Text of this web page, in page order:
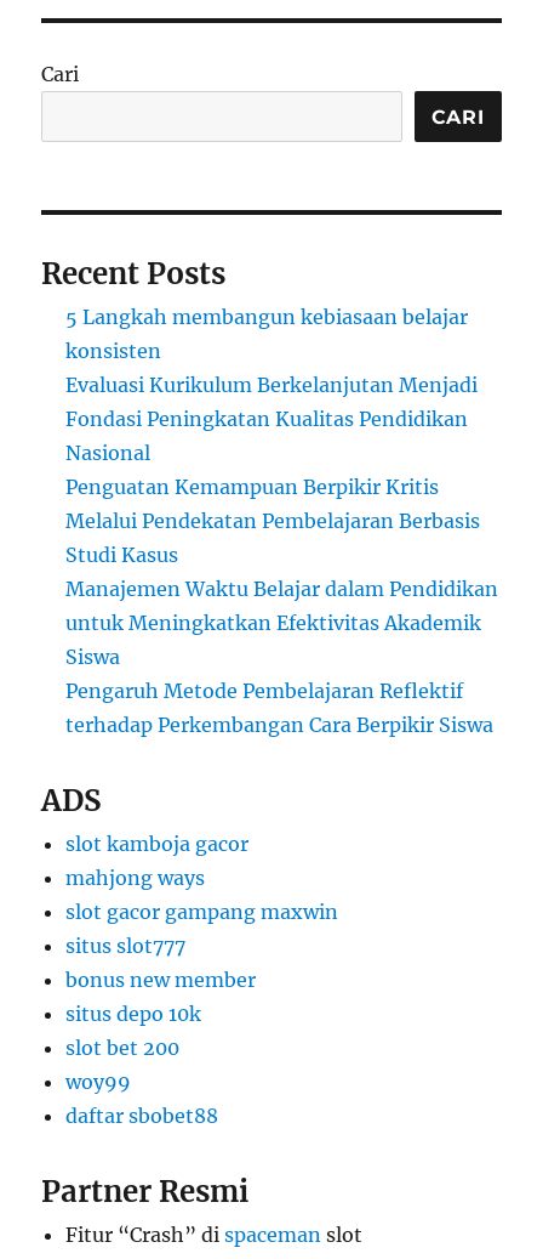
Cari
CARI
Recent Posts
5 Langkah membangun kebiasaan belajar
konsisten
Evaluasi Kurikulum Berkelanjutan Menjadi
Fondasi Peningkatan Kualitas Pendidikan
Nasional
Penguatan Kemampuan Berpikir Kritis
Melalui Pendekatan Pembelajaran Berbasis
Studi Kasus
Manajemen Waktu Belajar dalam Pendidikan
untuk Meningkatkan Efektivitas Akademik
Siswa
Pengaruh Metode Pembelajaran Reflektif
terhadap Perkembangan Cara Berpikir Siswa
ADS
slot kamboja gacor
mahjong ways
slot gacor gampang maxwin
situs slot777
bonus new member
situs depo 10k
slot bet 200
woy99
daftar sbobet88
Partner Resmi
Fitur “Crash” dispaceman slot